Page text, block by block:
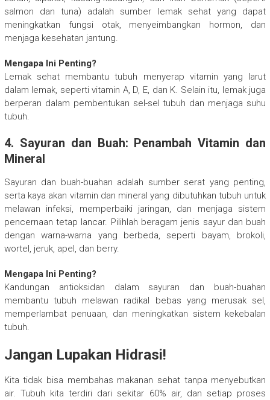
salmon dan tuna) adalah sumber lemak sehat yang dapat
meningkatkan fungsi otak, menyeimbangkan hormon, dan
menjaga kesehatan jantung.
Mengapa Ini Penting?
Lemak sehat membantu tubuh menyerap vitamin yang larut
dalam lemak, seperti vitamin A, D, E, dan K. Selain itu, lemak juga
berperan dalam pembentukan sel-sel tubuh dan menjaga suhu
tubuh.
4. Sayuran dan Buah: Penambah Vitamin dan
Mineral
Sayuran dan buah-buahan adalah sumber serat yang penting,
serta kaya akan vitamin dan mineral yang dibutuhkan tubuh untuk
melawan infeksi, memperbaiki jaringan, dan menjaga sistem
pencernaan tetap lancar. Pilihlah beragam jenis sayur dan buah
dengan warna-warna yang berbeda, seperti bayam, brokoli,
wortel, jeruk, apel, dan berry.
Mengapa Ini Penting?
Kandungan antioksidan dalam sayuran dan buah-buahan
membantu tubuh melawan radikal bebas yang merusak sel,
memperlambat penuaan, dan meningkatkan sistem kekebalan
tubuh.
Jangan Lupakan Hidrasi!
Kita tidak bisa membahas makanan sehat tanpa menyebutkan
air. Tubuh kita terdiri dari sekitar 60% air, dan setiap proses